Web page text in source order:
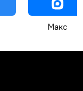
Макс